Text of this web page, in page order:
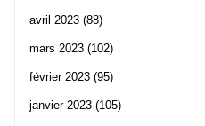
avril 2023 (88)
mars 2023 (102)
février 2023 (95)
janvier 2023 (105)